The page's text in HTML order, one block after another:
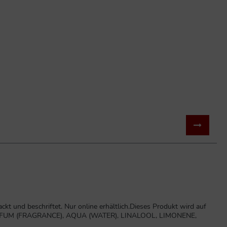
und beschriftet. Nur online erhältlich.Dieses Produkt wird auf
(FRAGRANCE), AQUA (WATER), LINALOOL, LIMONENE,